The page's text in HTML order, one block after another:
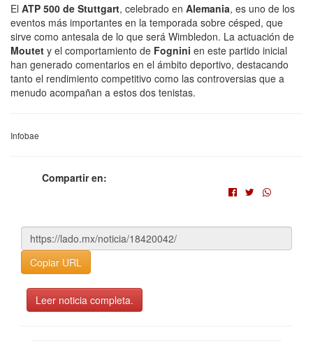
El ATP 500 de Stuttgart, celebrado en Alemania, es uno de los
eventos más importantes en la temporada sobre césped, que
sirve como antesala de lo que será Wimbledon. La actuación de
Moutet y el comportamiento de Fognini en este partido inicial
han generado comentarios en el ámbito deportivo, destacando
tanto el rendimiento competitivo como las controversias que a
menudo acompañan a estos dos tenistas.
Infobae
Compartir en:
Copiar URL
Leer noticia completa.